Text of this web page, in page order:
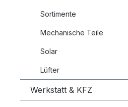
Sortimente
Mechanische Teile
Solar
Lüfter
Werkstatt & KFZ